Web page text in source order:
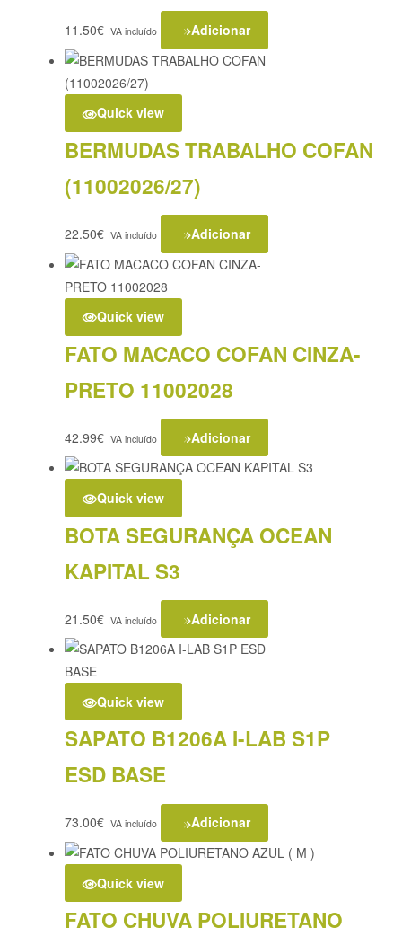
11.50€ IVA incluído Adicionar
Quick view
BERMUDAS TRABALHO COFAN
(11002026/27)
22.50€ IVA incluído Adicionar
Quick view
FATO MACACO COFAN CINZA-
PRETO 11002028
42.99€ IVA incluído Adicionar
Quick view
BOTA SEGURANÇA OCEAN
KAPITAL S3
21.50€ IVA incluído Adicionar
Quick view
SAPATO B1206A I-LAB S1P
ESD BASE
73.00€ IVA incluído Adicionar
Quick view
FATO CHUVA POLIURETANO